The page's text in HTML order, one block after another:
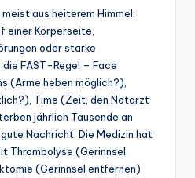
aus heiterem Himmel:
einer Körperseite,
oder starke
FAST-Regel – Face
(Arme heben möglich?),
Time (Zeit, den Notarzt
jährlich Tausende an
Nachricht: Die Medizin hat
Thrombolyse (Gerinnsel
(Gerinnsel entfernen)